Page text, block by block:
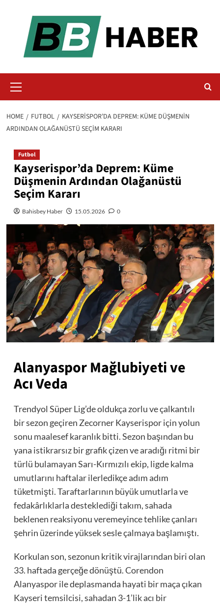
Menu
HOME FUTBOL
KAYSERISPOR’DA DEPREM: KÜME DÜŞMENIN
ARDINDAN OLAĞANÜSTÜ SEÇIM KARARI
Futbol
Kayserispor’da Deprem: Küme
Düşmenin Ardından Olağanüstü
Seçim Kararı
Bahisbey Haber 15.05.2026 0
Alanyaspor Mağlubiyeti ve
Acı Veda
Trendyol Süper Lig’de oldukça zorlu ve çalkantılı
bir sezon geçiren Zecorner Kayserispor için yolun
sonu maalesef karanlık bitti. Sezon başından bu
yana istikrarsız bir grafik çizen ve aradığı ritmi bir
türlü bulamayan Sarı-Kırmızılı ekip, ligde kalma
umutlarını haftalar ilerledikçe adım adım
tüketmişti. Taraftarlarının büyük umutlarla ve
fedakârlıklarla desteklediği takım, sahada
beklenen reaksiyonu veremeyince tehlike çanları
şehrin üzerinde yüksek sesle çalmaya başlamıştı.
Korkulan son, sezonun kritik virajlarından biri olan
33. haftada gerçeğe dönüştü. Corendon
Alanyaspor ile deplasmanda hayati bir maça çıkan
Kayseri temsilcisi, sahadan 3-1’lik acı bir